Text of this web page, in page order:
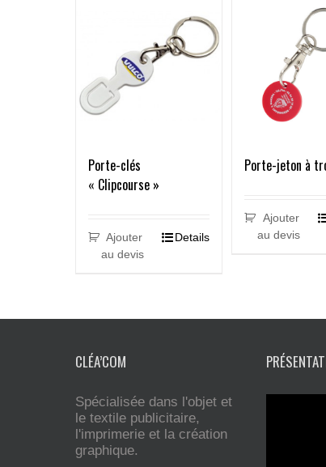
Porte-clés
« Clipcourse »
Ajouter
au devis
Details
Porte-jeton à
Ajouter
au devis
CLÉA’COM
Spécialisée dans l'objet et
le textile publicitaire,
l'imprimerie et la création
graphique.